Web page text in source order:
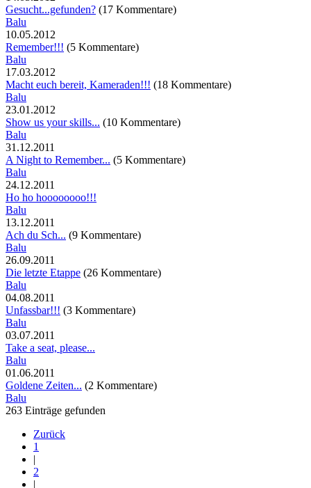
Gesucht...gefunden? (17 Kommentare)
Balu
10.05.2012
Remember!!! (5 Kommentare)
Balu
17.03.2012
Macht euch bereit, Kameraden!!! (18 Kommentare)
Balu
23.01.2012
Show us your skills... (10 Kommentare)
Balu
31.12.2011
A Night to Remember... (5 Kommentare)
Balu
24.12.2011
Ho ho hoooooooo!!!
Balu
13.12.2011
Ach du Sch... (9 Kommentare)
Balu
26.09.2011
Die letzte Etappe (26 Kommentare)
Balu
04.08.2011
Unfassbar!!! (3 Kommentare)
Balu
03.07.2011
Take a seat, please...
Balu
01.06.2011
Goldene Zeiten... (2 Kommentare)
Balu
263 Einträge gefunden
Zurück
1
|
2
|